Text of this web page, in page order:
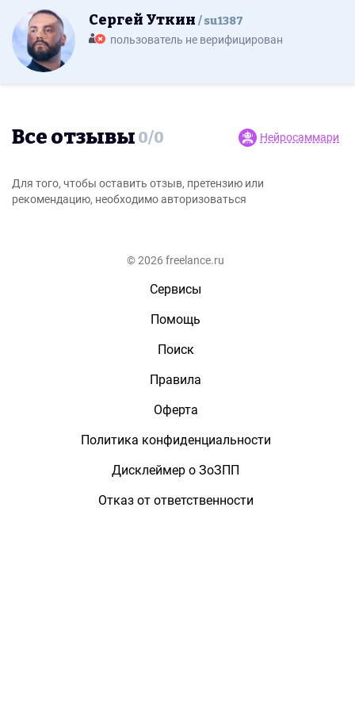
Сергей Уткин su1387
пользователь не верифицирован
Все отзывы 0/0 Нейросаммари
Для того, чтобы оставить отзыв, претензию или
рекомендацию, необходимо авторизоваться
© 2026 freelance.ru
Сервисы
Помощь
Поиск
Правила
Оферта
Политика конфиденциальности
Дисклеймер о ЗоЗПП
Отказ от ответственности